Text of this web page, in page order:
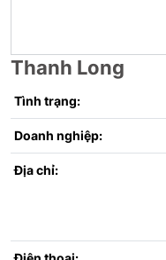
Thanh Long
Tình trạng:
Doanh nghiệp:
Địa chỉ: